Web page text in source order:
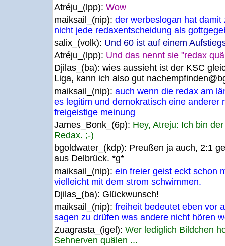
Atréju_(lpp): Wow
maiksail_(nip): der werbeslogan hat
nicht jede redaxentscheidung als
salix_(volk): Und 60 ist auf einem
Atréju_(lpp): Und das nennt sie "redax
Djilas_(ba): wies aussieht ist der KSC
Liga, kann ich also gut
maiksail_(nip): auch wenn die redax am
es legitim und demokratisch eine anderer
freigeistige meinung
James_Bonk_(6p): Hey, Atreju: Ich bin
Redax. ;-)
bgoldwater_(kdp): Preußen ja auch, 2:1
aus Delbrück. *g*
maiksail_(nip): ein freier geist eckt schon
vielleicht mit dem strom schwimmen.
Djilas_(ba): Glückwunsch!
maiksail_(nip): freiheit bedeutet eben vor
sagen zu drüfen was andere nicht hören
Zuagrasta_(igel): Wer lediglich Bildchen
Sehnerven quälen ...